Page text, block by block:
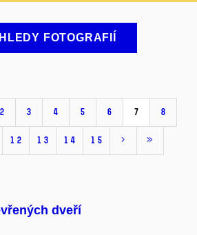
FOTOGRAFIÍ
2 3 4 5 6 7 8
12 13 14 15
dveří